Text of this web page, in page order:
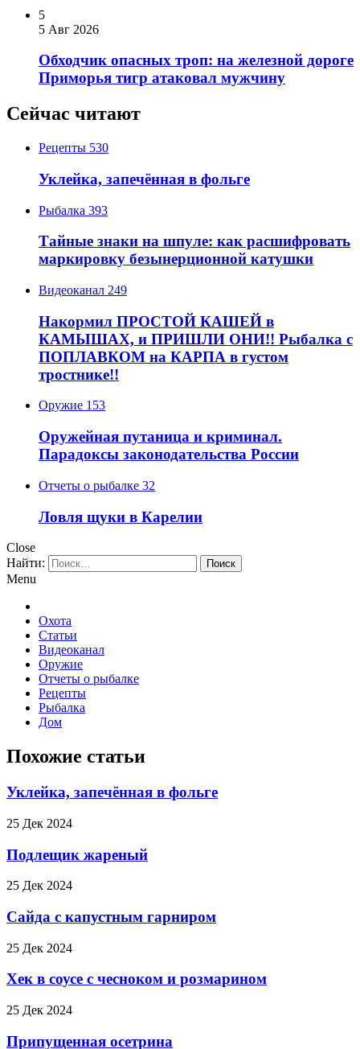
5
5 Авг 2026
Обходчик опасных троп: на железной дороге
Приморья тигр атаковал мужчину
Сейчас читают
Рецепты 530
Уклейка, запечённая в фольге
Рыбалка 393
Тайные знаки на шпуле: как расшифровать
маркировку безынерционной катушки
Видеоканал 249
Накормил ПРОСТОЙ КАШЕЙ в
КАМЫШАХ, и ПРИШЛИ ОНИ!! Рыбалка с
ПОПЛАВКОМ на КАРПА в густом
тростнике!!
Оружие 153
Оружейная путаница и криминал.
Парадоксы законодательства России
Отчеты о рыбалке 32
Ловля щуки в Карелии
Close
Найти:
Menu
Охота
Статьи
Видеоканал
Оружие
Отчеты о рыбалке
Рецепты
Рыбалка
Дом
Похожие статьи
Уклейка, запечённая в фольге
25 Дек 2024
Подлещик жареный
25 Дек 2024
Сайда с капустным гарниром
25 Дек 2024
Хек в соусе с чесноком и розмарином
25 Дек 2024
Припущенная осетрина